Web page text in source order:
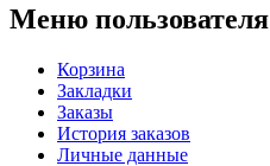
Меню пользователя
Корзина
Закладки
Заказы
История заказов
Личные данные